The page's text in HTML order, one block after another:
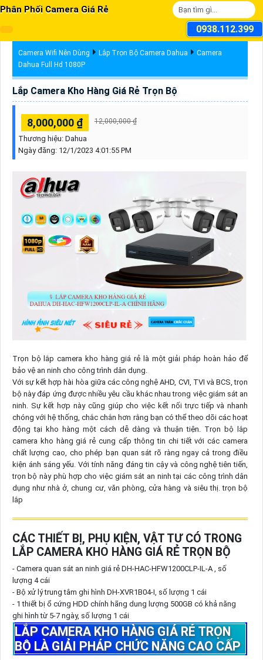
Phân Phối Camera Giá Rẻ
0938.112.399
Camera Wifi Nên Dùng Lắp Trọn Bộ Camera Dahua
Camera
Dahua Full Hd 1080P
Lắp Camera Kho Hàng Giá Rẻ Trọn Bộ
8,000,000 ₫ 12,000,000 ₫
Thương hiệu: Dahua
Ngày đăng: 12/1/2023 4:01:55 PM
Trọn bộ lắp camera kho hàng giá rẻ là một giải pháp hoàn hảo để
bảo vệ an ninh cho công trình dân dụng.
Với sự kết hợp hài hòa giữa các công nghệ AHD, CVI, TVI và BCS, trọn
bộ này đáp ứng được nhiều yêu cầu khác nhau trong việc giám sát an
ninh. Sự kết hợp này cũng giúp cho việc kết nối trực tiếp và nhanh
chóng với hệ thống, chắc chắn hơn rằng bạn có thể theo dõi các hoạt
động tại kho hàng một cách dễ dàng và thuận tiện. Trọn bộ lắp
camera kho hàng giá rẻ cung cấp thông tin chi tiết với các camera
chất lượng cao, cho phép bạn quan sát rõ ràng ngay cả trong điều
kiện ánh sáng yếu. Với tính năng đáng tin cậy và công nghệ tiên tiến,
trọn bộ này phù hợp cho việc giám sát an ninh tại các công trình dân
dụng như nhà ở, chung cư, văn phòng, cửa hàng và siêu thị. trọn bộ
lắp
CÁC THIẾT BỊ, PHỤ KIỆN, VẬT TƯ CÓ TRONG
LẮP CAMERA KHO HÀNG GIÁ RẺ TRỌN BỘ
- Camera quan sát an ninh giá rẻ DH-HAC-HFW1200CLP-IL-A , số
lượng 4 cái
- Bộ xử lý trung tâm ghi hình DH-XVR1B04-I, số lượng 1 cái
- 1 thiết bị ổ cứng HDD chính hãng dung lượng 500GB có khả năng
ghi hình từ 5-7 ngày, số lượng 1 cái
LẮP CAMERA KHO HÀNG GIÁ RẺ TRỌN
BỘ LÀ GIẢI PHÁP CHỨC NĂNG CAO CẤP